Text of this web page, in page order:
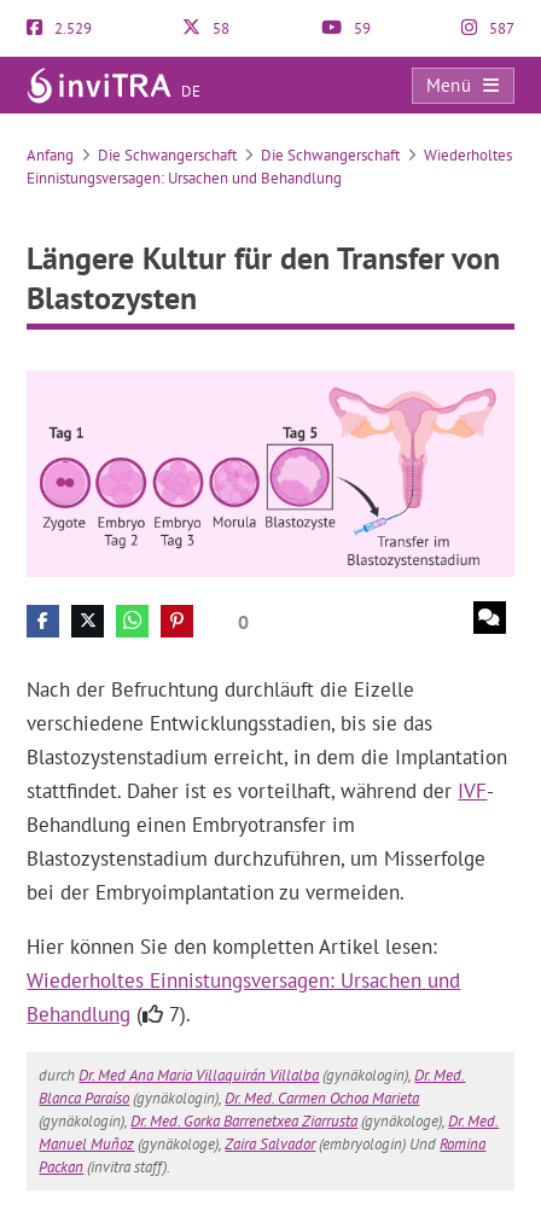
2.529 58 59 587
DE
Menü
Längere Kultur für den Transfer von Blastozysten
Anfang Die Schwangerschaft Die Schwangerschaft
Wiederholtes
Einnistungsversagen: Ursachen und Behandlung
Längere Kultur für den Transfer von
Blastozysten
0
Nach der Befruchtung durchläuft die Eizelle
verschiedene Entwicklungsstadien, bis sie das
Blastozystenstadium erreicht, in dem die Implantation
stattfindet. Daher ist es vorteilhaft, während der IVF-
Behandlung einen Embryotransfer im
Blastozystenstadium durchzuführen, um Misserfolge
bei der Embryoimplantation zu vermeiden.
Hier können Sie den kompletten Artikel lesen:
Wiederholtes Einnistungsversagen: Ursachen und
Behandlung ( 7).
durchDr. Med Ana Maria Villaquirán Villalba(gynäkologin),Dr. Med.
Blanca Paraíso(gynäkologin),Dr. Med. Carmen Ochoa Marieta
(gynäkologin),Dr. Med. Gorka Barrenetxea Ziarrusta(gynäkologe),Dr. Med.
Manuel Muñoz(gynäkologe),Zaira Salvador(embryologin) UndRomina
Packan(invitra staff).